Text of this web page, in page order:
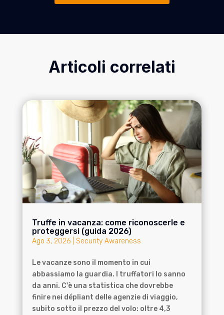
Articoli correlati
Truffe in vacanza: come riconoscerle e
proteggersi (guida 2026)
Ago 3, 2026| Security Awareness
Le vacanze sono il momento in cui
abbassiamo la guardia. I truffatori lo sanno
da anni. C'è una statistica che dovrebbe
finire nei dépliant delle agenzie di viaggio,
subito sotto il prezzo del volo: oltre 4,3